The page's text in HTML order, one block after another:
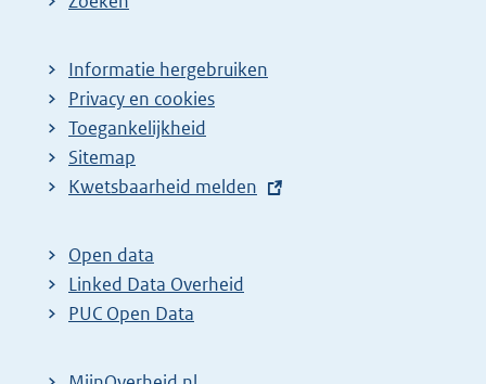
Informatie hergebruiken
Privacy en cookies
Toegankelijkheid
Sitemap
E
t
e
r
Kwetsbaarheid melden
Open data
Linked Data Overheid
PUC Open Data